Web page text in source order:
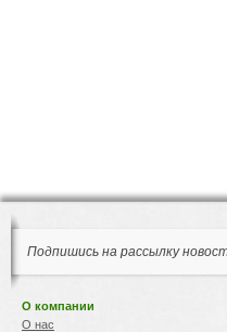
Подпишись на рассылку
О компании
О нас